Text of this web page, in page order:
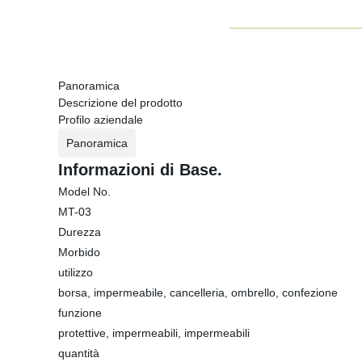
Panoramica
Descrizione del prodotto
Profilo aziendale
Panoramica
Informazioni di Base.
Model No.
MT-03
Durezza
Morbido
utilizzo
borsa, impermeabile, cancelleria, ombrello, confezione
funzione
protettive, impermeabili, impermeabili
quantità